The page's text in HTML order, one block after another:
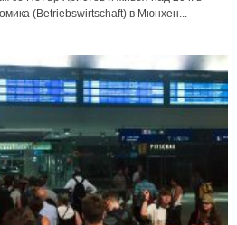
(Betriebswirtschaft) в Мюнхен...